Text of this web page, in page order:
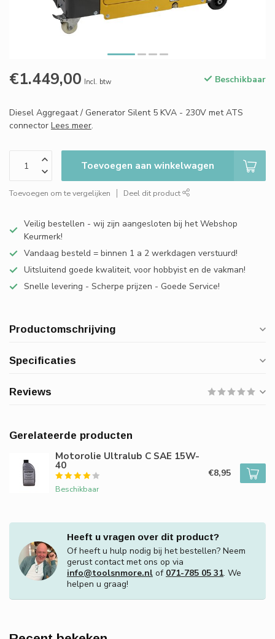
€1.449,00 Incl. btw Beschikbaar
Diesel Aggregaat / Generator Silent 5 KVA - 230V met ATS
connector Lees meer.
Toevoegen aan winkelwagen
Toevoegen om te vergelijken Deel dit product
Veilig bestellen - wij zijn aangesloten bij het Webshop
Keurmerk!
Vandaag besteld = binnen 1 a 2 werkdagen verstuurd!
Uitsluitend goede kwaliteit, voor hobbyist en de vakman!
Snelle levering - Scherpe prijzen - Goede Service!
Productomschrijving
Specificaties
Reviews
Gerelateerde producten
Motorolie Ultralub C SAE 15W-
40
Beschikbaar
€8,95
Heeft u vragen over dit product?
Of heeft u hulp nodig bij het bestellen? Neem
gerust contact met ons op via
info@toolsnmore.nl of 071-785 05 31. We
helpen u graag!